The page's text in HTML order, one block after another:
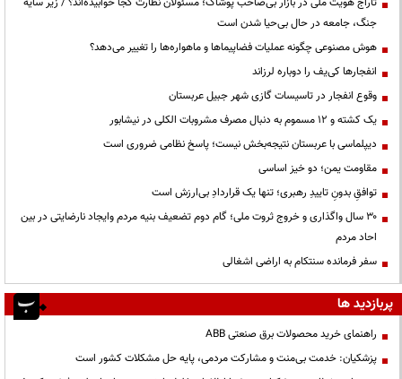
جنگ، جامعه در حال بی‌حیا شدن است
هوش مصنوعی چگونه عملیات فضاپیماها و ماهواره‌ها را تغییر می‌دهد؟
انفجارها کی‌یف را دوباره لرزاند
وقوع انفجار در تاسیسات گازی شهر جبیل عربستان
یک کشته و ۱۲ مسموم به دنبال مصرف مشروبات الکلی در نیشابور
دیپلماسی با عربستان نتیجه‌بخش نیست؛ پاسخ نظامی ضروری است
مقاومت یمن؛ دو خیز اساسی
توافقِ بدونِ تاییدِ رهبری؛ تنها یک قراردادِ بی‌ارزش است
۳۰ سال واگذاری و خروج ثروت ملی؛ گام دوم تضعیف بنیه مردم وایجاد نارضایتی در بین
احاد مردم
سفر فرمانده سنتکام به اراضی اشغالی
پربازدید ها
راهنمای خرید محصولات برق صنعتی ABB
پزشکیان: خدمت بی‌منت و مشارکت مردمی، پایه حل مشکلات کشور است